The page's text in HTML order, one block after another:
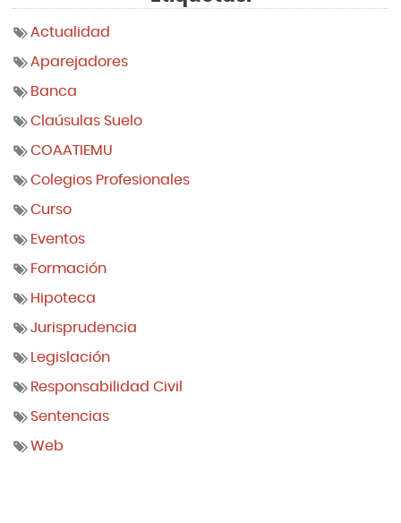
Actualidad
Aparejadores
Banca
Claúsulas Suelo
COAATIEMU
Colegios Profesionales
Curso
Eventos
Formación
Hipoteca
Jurisprudencia
Legislación
Responsabilidad Civil
Sentencias
Web